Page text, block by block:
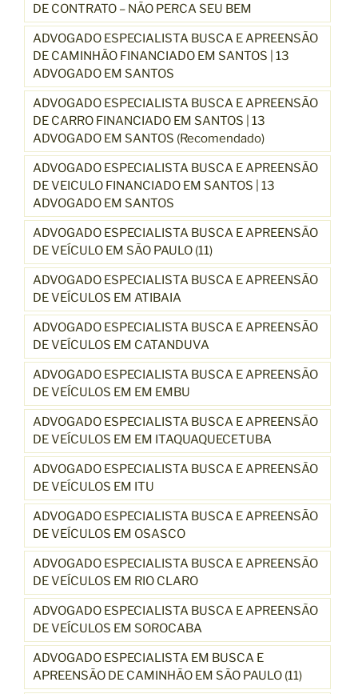
DE CONTRATO – NÃO PERCA SEU BEM
ADVOGADO ESPECIALISTA BUSCA E APREENSÃO
DE CAMINHÃO FINANCIADO EM SANTOS | 13
ADVOGADO EM SANTOS
ADVOGADO ESPECIALISTA BUSCA E APREENSÃO
DE CARRO FINANCIADO EM SANTOS | 13
ADVOGADO EM SANTOS (Recomendado)
ADVOGADO ESPECIALISTA BUSCA E APREENSÃO
DE VEICULO FINANCIADO EM SANTOS | 13
ADVOGADO EM SANTOS
ADVOGADO ESPECIALISTA BUSCA E APREENSÃO
DE VEÍCULO EM SÃO PAULO (11)
ADVOGADO ESPECIALISTA BUSCA E APREENSÃO
DE VEÍCULOS EM ATIBAIA
ADVOGADO ESPECIALISTA BUSCA E APREENSÃO
DE VEÍCULOS EM CATANDUVA
ADVOGADO ESPECIALISTA BUSCA E APREENSÃO
DE VEÍCULOS EM EM EMBU
ADVOGADO ESPECIALISTA BUSCA E APREENSÃO
DE VEÍCULOS EM EM ITAQUAQUECETUBA
ADVOGADO ESPECIALISTA BUSCA E APREENSÃO
DE VEÍCULOS EM ITU
ADVOGADO ESPECIALISTA BUSCA E APREENSÃO
DE VEÍCULOS EM OSASCO
ADVOGADO ESPECIALISTA BUSCA E APREENSÃO
DE VEÍCULOS EM RIO CLARO
ADVOGADO ESPECIALISTA BUSCA E APREENSÃO
DE VEÍCULOS EM SOROCABA
ADVOGADO ESPECIALISTA EM BUSCA E
APREENSÃO DE CAMINHÃO EM SÃO PAULO (11)